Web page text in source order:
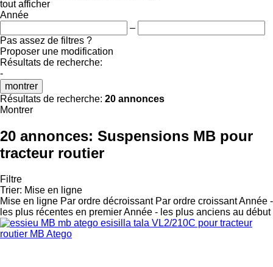
tout afficher
Année
–
Pas assez de filtres ?
Proposer une modification
Résultats de recherche:
-
montrer
Résultats de recherche: 20 annonces
Montrer
20 annonces: Suspensions MB pour
tracteur routier
Filtre
Trier: Mise en ligne
Mise en ligne Par ordre décroissant Par ordre croissantAnnée -
les plus récentes en premierAnnée - les plus anciens au début